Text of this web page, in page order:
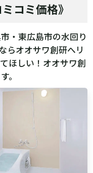
コミ価格》
・東広島市の水回り
らオオサワ創研へリ
ほしい！オオサワ創
。